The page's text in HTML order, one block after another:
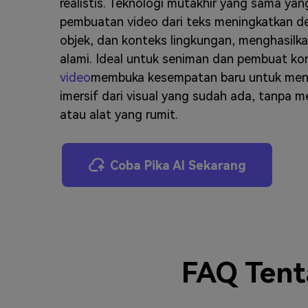
realistis. Teknologi mutakhir yang sama
pembuatan video dari teks meningkatkan
objek, dan konteks lingkungan,
alami. Ideal untuk seniman dan pembuat
videomembuka kesempatan baru untuk
imersif dari visual yang sudah ada, tanpa
atau alat yang rumit.
Coba Pika AI Sekarang
FAQ